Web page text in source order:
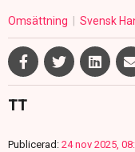
Omsättning Svensk
TT
Publicerad: 24 nov 2025,